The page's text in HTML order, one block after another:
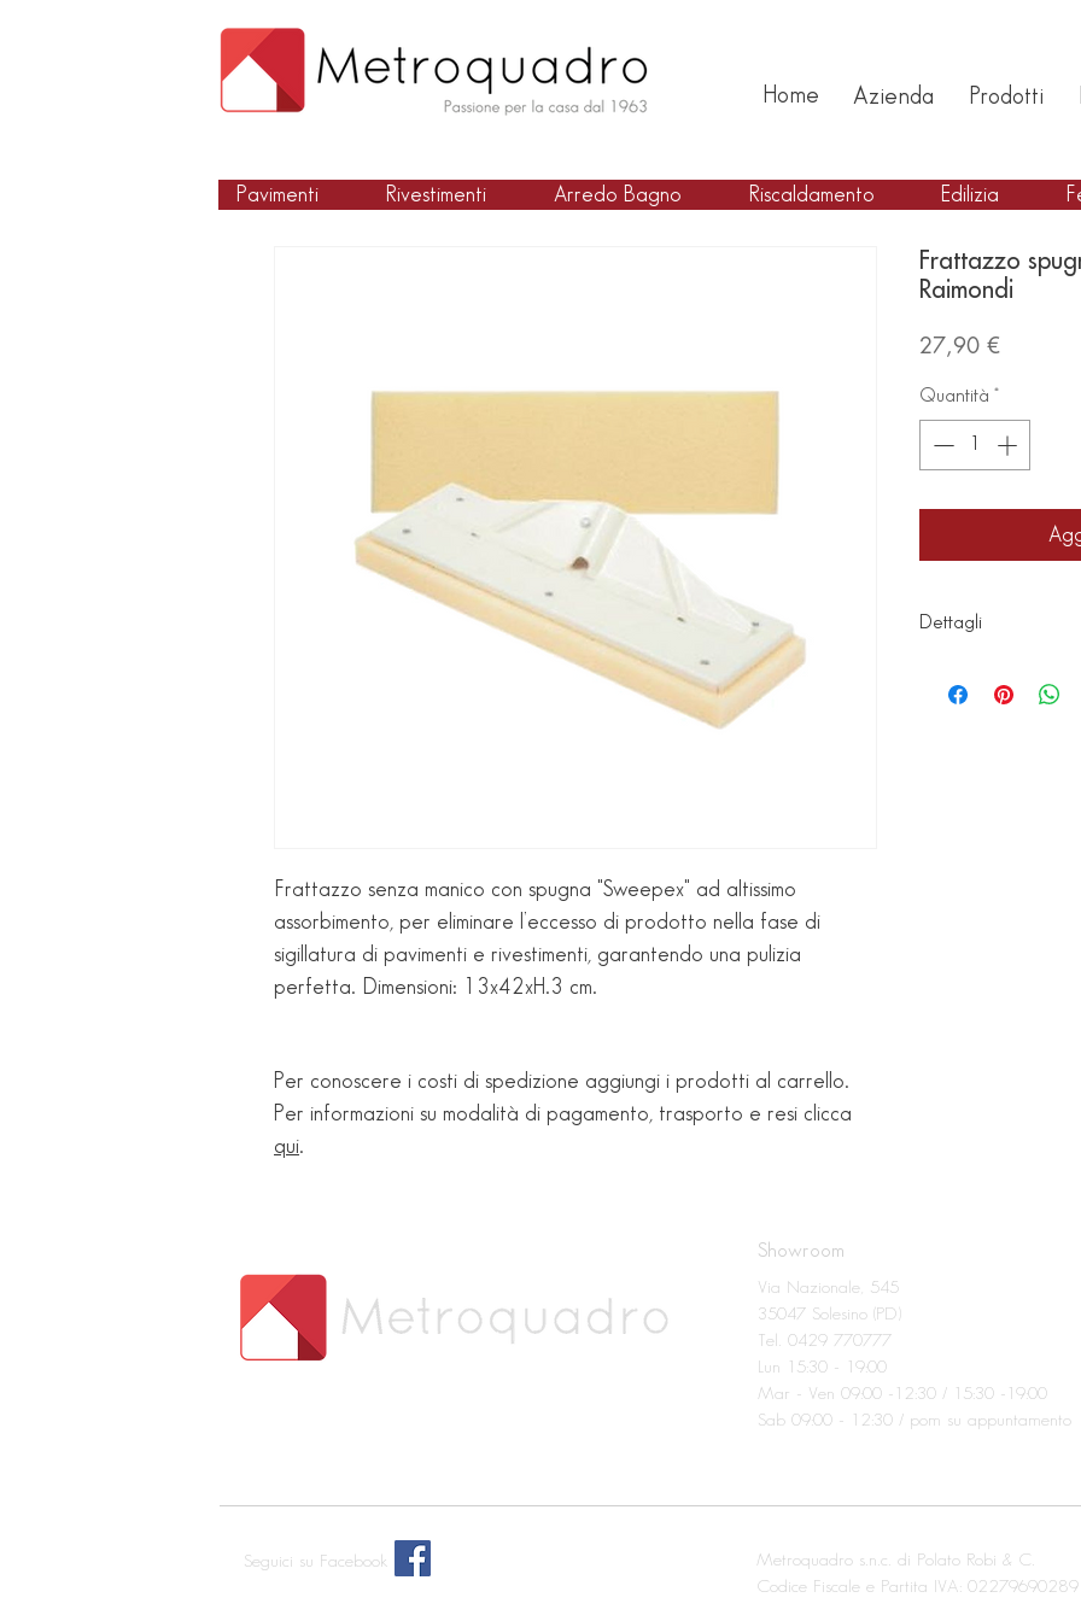
Home Azienda Prodotti
Pavimenti Rivestimenti Arredo Bagno Riscaldamento Edilizia
Frattazzo senza manico con spugna "Sweepex" ad altissimo
assorbimento, per eliminare l’eccesso di prodotto nella fase di
sigillatura di pavimenti e rivestimenti, garantendo una pulizia
perfetta. Dimensioni: 13x42xH.3 cm.
Frattazzo
Raimondi
27,90 €Prezzo
Quantità *
Dettagli
Codice a barre:
Per conoscere i costi di spedizione aggiungi i prodotti al carrello.
Per informazioni su modalità di pagamento, trasporto e resi clicca
qui.
Showroom
Via Nazionale, 545
35047 Solesino (PD)
Tel. 0429 770777
Lun 15:30 - 19:00
Mar - Ven 09:00 -12:30 / 15:30 -19:00
Sab 09:00 - 12:30 / pom su appuntamento
Seguici su Facebook
Metroquadro s.n.c. di Polato Robi & C.
Codice Fiscale e Partita IVA: